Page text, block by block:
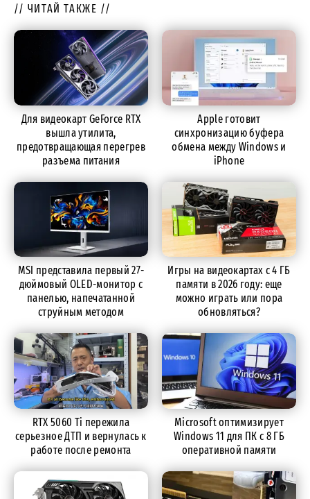
// ЧИТАЙ ТАКЖЕ //
Для видеокарт GeForce RTX
вышла утилита,
предотвращающая перегрев
разъема питания
Apple готовит
синхронизацию буфера
обмена между Windows и
iPhone
MSI представила первый 27-
дюймовый OLED-монитор с
панелью, напечатанной
струйным методом
Игры на видеокартах с 4 ГБ
памяти в 2026 году: еще
можно играть или пора
обновляться?
RTX 5060 Ti пережила
серьезное ДТП и вернулась к
работе после ремонта
Microsoft оптимизирует
Windows 11 для ПК с 8 ГБ
оперативной памяти